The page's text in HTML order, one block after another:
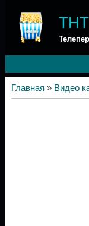
Главная » Видео